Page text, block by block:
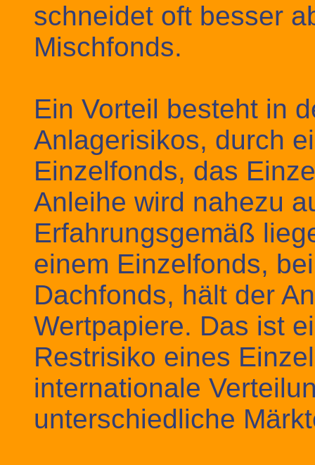
schneidet oft besser
Mischfonds.
Ein Vorteil besteht in
Anlagerisikos, durch
Einzelfonds, das
Anleihe wird nahezu
Erfahrungsgemäß
einem Einzelfonds,
Dachfonds, hält der
Wertpapiere. Das ist
Restrisiko eines
internationale
unterschiedliche